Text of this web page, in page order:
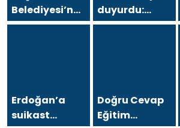
Belediyesi’ne
operasyon; 15
duyurdu:
Kavurucu
Erdoğan’a
suikast
Doğru Cevap
Eğitim